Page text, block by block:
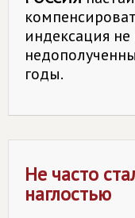
индексация не
годы.
Не часто
наглостью